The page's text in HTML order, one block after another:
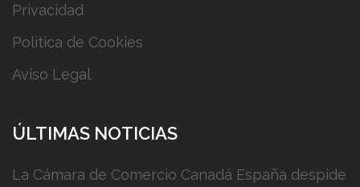
Privacidad
Política de Cookies
Aviso Legal
ÚLTIMAS NOTICIAS
La Cámara de Comercio Canadá España despide